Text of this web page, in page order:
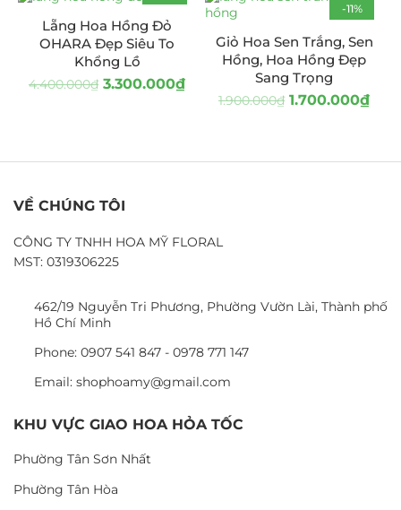
-25%
Lẵng Hoa Hồng Đỏ
OHARA Đẹp Siêu To
Khổng Lồ
4.400.000₫ 3.300.000₫
-11%
Giỏ Hoa Sen Trắng, Sen
Hồng, Hoa Hồng Đẹp
Sang Trọng
1.900.000₫ 1.700.000₫
VỀ CHÚNG TÔI
CÔNG TY TNHH HOA MỸ FLORAL
MST: 0319306225
462/19 Nguyễn Tri Phương, Phường Vườn Lài, Thành phố
Hồ Chí Minh
Phone: 0907 541 847 - 0978 771 147
Email: shophoamy@gmail.com
KHU VỰC GIAO HOA HỎA TỐC
Phường Tân Sơn Nhất
Phường Tân Hòa